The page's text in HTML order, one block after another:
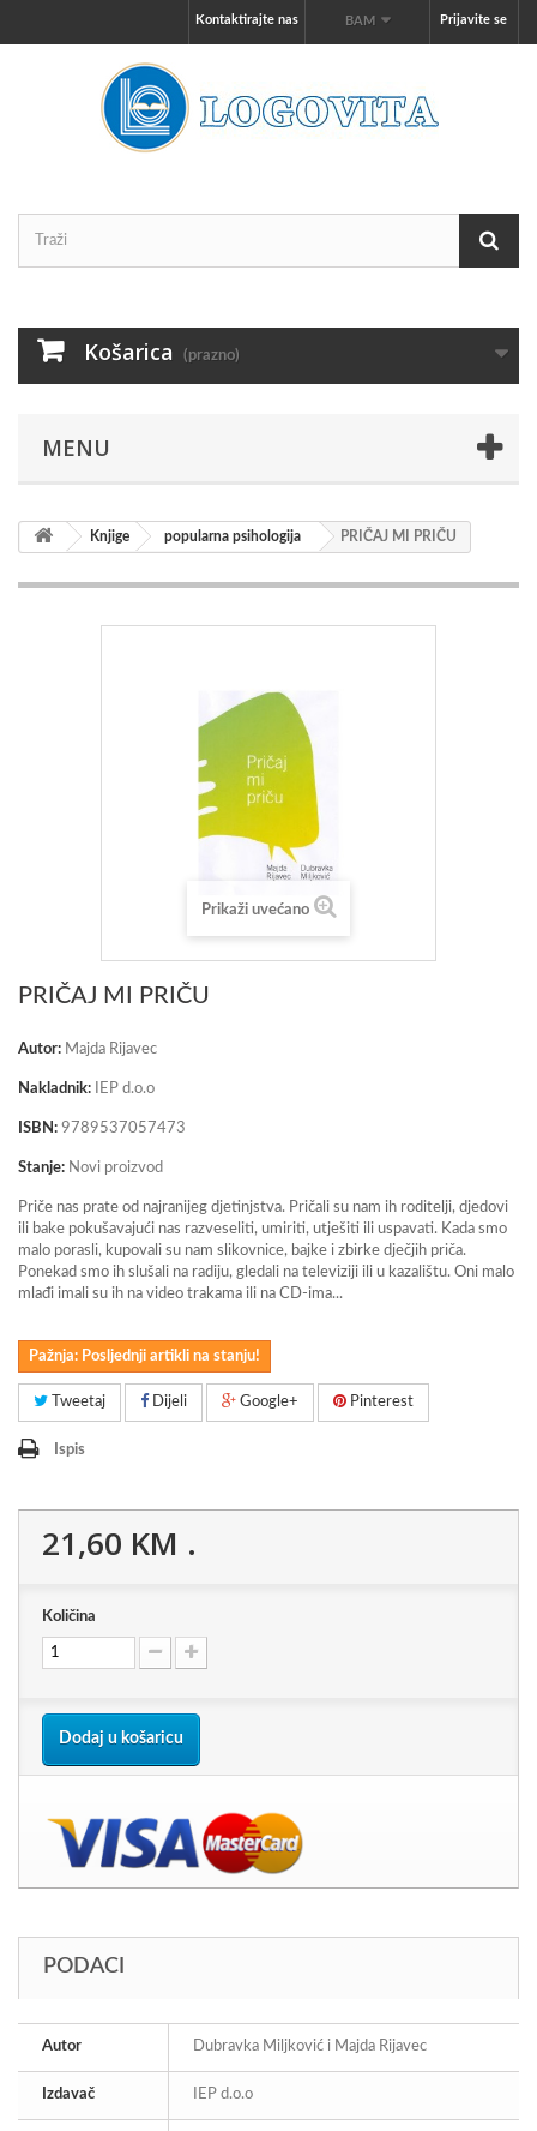
Prijavite se
BAM
Kontaktirajte nas
Košarica (prazno)
MENU
Knjige popularna psihologija PRIČAJ MI PRIČU
Prikaži uvećano
PRIČAJ MI PRIČU
Autor: Majda Rijavec
Nakladnik: IEP d.o.o
ISBN: 9789537057473
Stanje: Novi proizvod
Priče nas prate od najranijeg djetinjstva. Pričali su nam ih roditelji, djedovi
ili bake pokušavajući nas razveseliti, umiriti, utješiti ili uspavati. Kada smo
malo porasli, kupovali su nam slikovnice, bajke i zbirke dječjih priča.
Ponekad smo ih slušali na radiju, gledali na televiziji ili u kazalištu. Oni malo
mlađi imali su ih na video trakama ili na CD-ima...
Pažnja: Posljednji artikli na stanju!
Tweetaj Dijeli Google+ Pinterest
Ispis
21,60 KM .
Količina
Dodaj u košaricu
PODACI
Autor Dubravka Miljković i Majda Rijavec
Izdavač IEP d.o.o